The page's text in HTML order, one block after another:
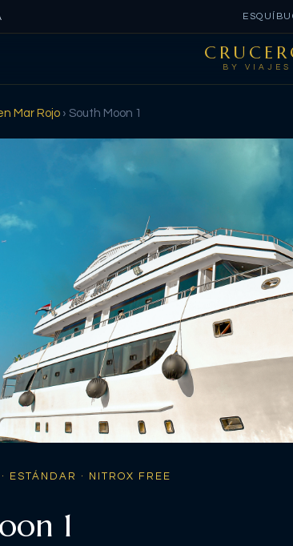
ESQUÍ
BY VIAJES
Mar Rojo › South Moon 1
· ESTÁNDAR · NITROX FREE
1